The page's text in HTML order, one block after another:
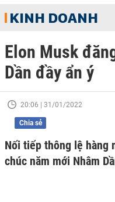
KINH DOANH
Elon Musk
Dần đầy ẩn ý
20:06 | 31/01/2022
Chia sẻ
Nối tiếp thông lệ hàng
chúc năm mới Nhâm